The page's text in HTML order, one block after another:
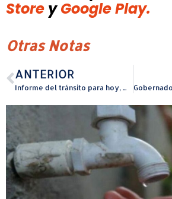
Store y Google Play.
Otras Notas
ANTERIOR
Informe del tránsito para hoy, martes 18 de marzo